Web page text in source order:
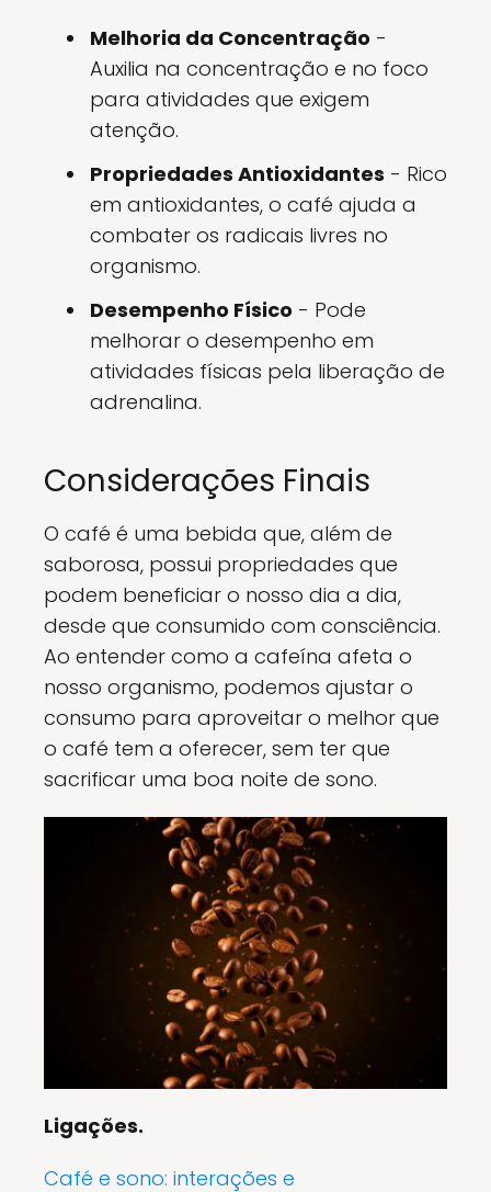
Melhoria da Concentração -
Auxilia na concentração e no foco
para atividades que exigem
atenção.
Propriedades Antioxidantes - Rico
em antioxidantes, o café ajuda a
combater os radicais livres no
organismo.
Desempenho Físico - Pode
melhorar o desempenho em
atividades físicas pela liberação de
adrenalina.
Considerações Finais
O café é uma bebida que, além de
saborosa, possui propriedades que
podem beneficiar o nosso dia a dia,
desde que consumido com consciência.
Ao entender como a cafeína afeta o
nosso organismo, podemos ajustar o
consumo para aproveitar o melhor que
o café tem a oferecer, sem ter que
sacrificar uma boa noite de sono.
Ligações.
Café e sono: interações e